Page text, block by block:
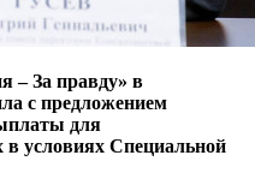
– За правду» в
с предложением
для
условиях Специальной